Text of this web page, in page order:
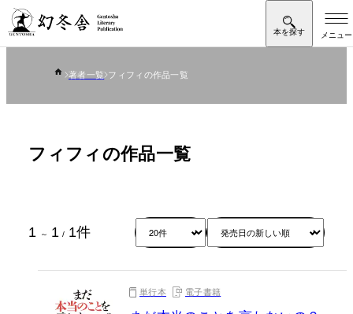
著者一覧 フィフィの作品一覧
フィフィの作品一覧
1 ～ 1 / 1件
単行本 電子書籍